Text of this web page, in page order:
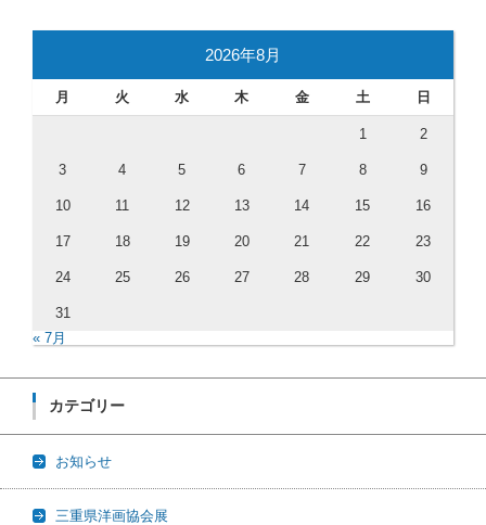
2026年8月
月 火 水 木 金 土 日
1 2
3 4 5 6 7 8 9
10 11 12 13 14 15 16
17 18 19 20 21 22 23
24 25 26 27 28 29 30
31
« 7月
カテゴリー
お知らせ
三重県洋画協会展